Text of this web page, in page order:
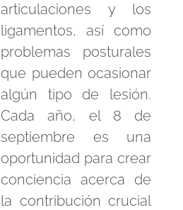
articulaciones y los
ligamentos, así como
problemas posturales
que pueden ocasionar
algún tipo de lesión.
Cada año, el 8 de
septiembre es una
oportunidad para crear
conciencia acerca de
la contribución crucial